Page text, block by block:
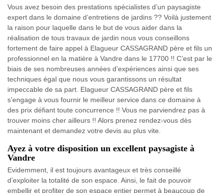
Vous avez besoin des prestations spécialistes d’un paysagiste
expert dans le domaine d’entretiens de jardins ?? Voilà justement
la raison pour laquelle dans le but de vous aider dans la
réalisation de tous travaux de jardin nous vous conseillons
fortement de faire appel à Elagueur CASSAGRAND père et fils un
professionnel en la matière à Vandre dans le 17700 !! C’est par le
biais de ses nombreuses années d’expériences ainsi que ses
techniques égal que nous vous garantissons un résultat
impeccable de sa part. Elagueur CASSAGRAND père et fils
s’engage à vous fournir le meilleur service dans ce domaine à
des prix défiant toute concurrence !! Vous ne parviendrez pas à
trouver moins cher ailleurs !! Alors prenez rendez-vous dès
maintenant et demandez votre devis au plus vite.
Ayez à votre disposition un excellent paysagiste à
Vandre
Evidemment, il est toujours avantageux et très conseillé
d’exploiter la totalité de son espace. Ainsi, le fait de pouvoir
embellir et profiter de son espace entier permet à beaucoup de